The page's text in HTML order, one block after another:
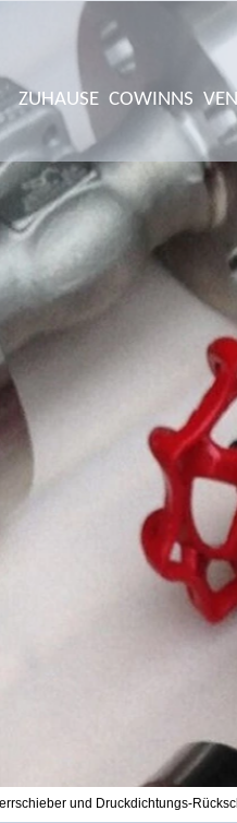
ZUHAUSE COWINNS
und Druckdichtungs-